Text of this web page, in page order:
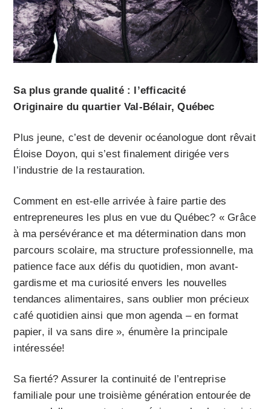
Sa plus grande qualité : l’efficacité
Originaire du quartier Val-Bélair, Québec
Plus jeune, c’est de devenir océanologue dont rêvait
Éloise Doyon, qui s’est finalement dirigée vers
l’industrie de la restauration.
Comment en est-elle arrivée à faire partie des
entrepreneures les plus en vue du Québec? « Grâce
à ma persévérance et ma détermination dans mon
parcours scolaire, ma structure professionnelle, ma
patience face aux défis du quotidien, mon avant-
gardisme et ma curiosité envers les nouvelles
tendances alimentaires, sans oublier mon précieux
café quotidien ainsi que mon agenda – en format
papier, il va sans dire », énumère la principale
intéressée!
Sa fierté? Assurer la continuité de l’entreprise
familiale pour une troisième génération entourée de